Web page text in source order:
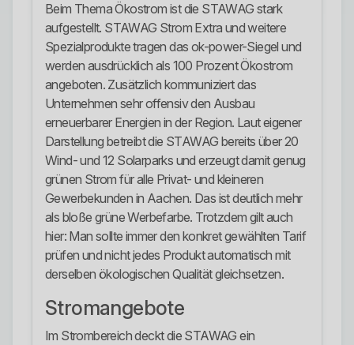
Beim Thema Ökostrom ist die STAWAG stark
aufgestellt. STAWAG Strom Extra und weitere
Spezialprodukte tragen das ok-power-Siegel und
werden ausdrücklich als 100 Prozent Ökostrom
angeboten. Zusätzlich kommuniziert das
Unternehmen sehr offensiv den Ausbau
erneuerbarer Energien in der Region. Laut eigener
Darstellung betreibt die STAWAG bereits über 20
Wind- und 12 Solarparks und erzeugt damit genug
grünen Strom für alle Privat- und kleineren
Gewerbekunden in Aachen. Das ist deutlich mehr
als bloße grüne Werbefarbe. Trotzdem gilt auch
hier: Man sollte immer den konkret gewählten Tarif
prüfen und nicht jedes Produkt automatisch mit
derselben ökologischen Qualität gleichsetzen.
Stromangebote
Im Strombereich deckt die STAWAG ein